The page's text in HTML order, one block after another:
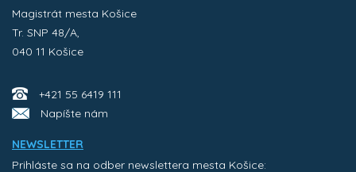
Magistrát mesta Košice
Tr. SNP 48/A,
040 11 Košice
+421 55 6419 111
Napíšte nám
NEWSLETTER
Prihláste sa na odber newslettera mesta Košice: